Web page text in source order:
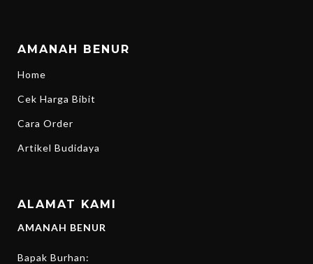
AMANAH BENUR
Home
Cek Harga Bibit
Cara Order
Artikel Budidaya
ALAMAT KAMI
AMANAH BENUR
Bapak Burhan: